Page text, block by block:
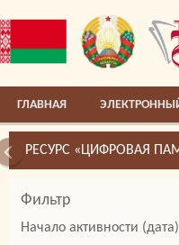
ГЛАВНАЯ
РЕСУРС «ЦИФРОВАЯ
Фильтр
Начало активности